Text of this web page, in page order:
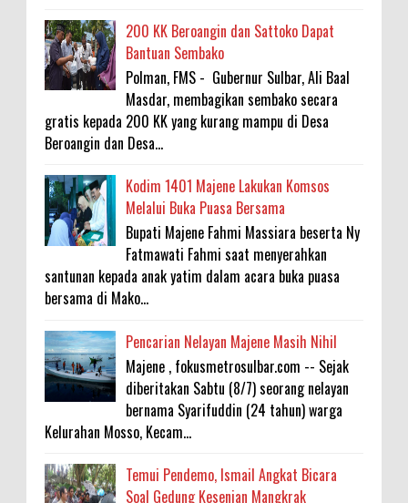
200 KK Beroangin dan Sattoko Dapat
Bantuan Sembako
Polman, FMS - Gubernur Sulbar, Ali Baal
Masdar, membagikan sembako secara
gratis kepada 200 KK yang kurang mampu di Desa
Beroangin dan Desa...
Kodim 1401 Majene Lakukan Komsos
Melalui Buka Puasa Bersama
Bupati Majene Fahmi Massiara beserta Ny
Fatmawati Fahmi saat menyerahkan
santunan kepada anak yatim dalam acara buka puasa
bersama di Mako...
Pencarian Nelayan Majene Masih Nihil
Majene , fokusmetrosulbar.com -- Sejak
diberitakan Sabtu (8/7) seorang nelayan
bernama Syarifuddin (24 tahun) warga
Kelurahan Mosso, Kecam...
Temui Pendemo, Ismail Angkat Bicara
Soal Gedung Kesenian Mangkrak